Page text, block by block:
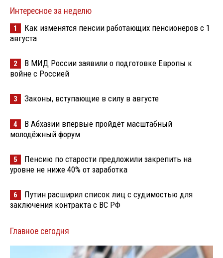
Интересное за неделю
1
Как изменятся пенсии работающих пенсионеров с 1
августа
2
В МИД России заявили о подготовке Европы к
войне с Россией
3 Законы, вступающие в силу в августе
4
В Абхазии впервые пройдёт масштабный
молодёжный форум
5
Пенсию по старости предложили закрепить на
уровне не ниже 40% от заработка
6
Путин расширил список лиц с судимостью для
заключения контракта с ВС РФ
Главное сегодня